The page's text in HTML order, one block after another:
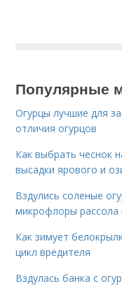
Популярные
Огурцы лучшие для
отличия огурцов
Как выбрать чеснок
высадки ярового и
Вздулись соленые
микрофлоры рассола
Как зимует
цикл вредителя
Вздулась банка с